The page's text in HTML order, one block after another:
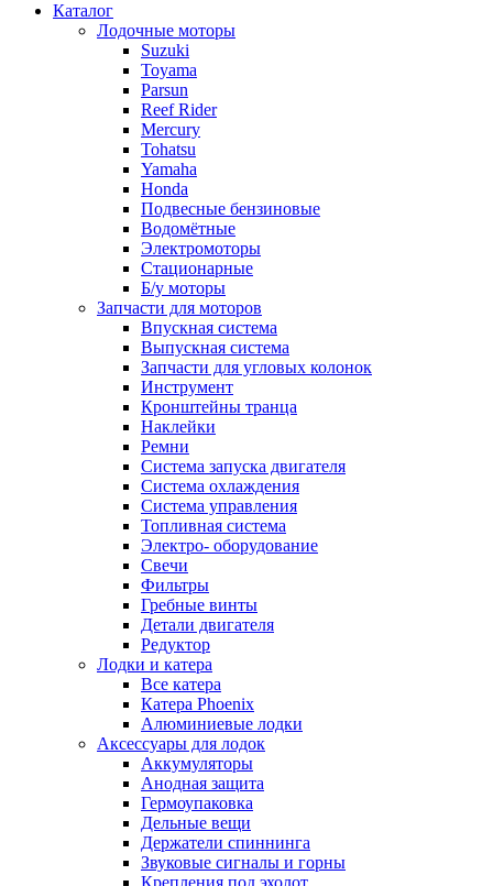
Каталог
Лодочные моторы
Suzuki
Toyama
Parsun
Reef Rider
Mercury
Tohatsu
Yamaha
Honda
Подвесные бензиновые
Водомётные
Электромоторы
Стационарные
Б/у моторы
Запчасти для моторов
Впускная система
Выпускная система
Запчасти для угловых колонок
Инструмент
Кронштейны транца
Наклейки
Ремни
Система запуска двигателя
Система охлаждения
Система управления
Топливная система
Электро- оборудование
Свечи
Фильтры
Гребные винты
Детали двигателя
Редуктор
Лодки и катера
Все катера
Катера Phoenix
Алюминиевые лодки
Аксессуары для лодок
Аккумуляторы
Анодная защита
Гермоупаковка
Дельные вещи
Держатели спиннинга
Звуковые сигналы и горны
Крепления под эхолот